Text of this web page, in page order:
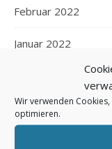
Wir verwenden
optimieren.
Februar 2022
Januar 2022
Dezember 2021
November 2021